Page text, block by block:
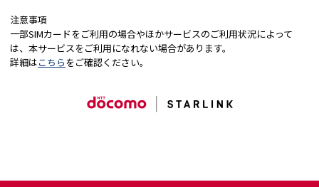
注意事項
一部SIMカードをご利用の場合やほかサービスのご利用状況によって
は、本サービスをご利用になれない場合があります。
詳細はこちらをご確認ください。